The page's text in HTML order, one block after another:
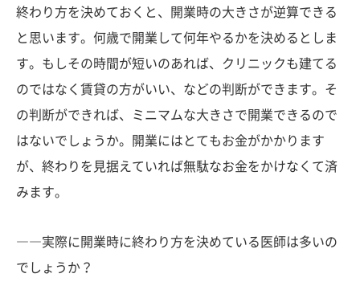
終わり方を決めておくと、開業時の大きさが逆算できる
と思います。何歳で開業して何年やるかを決めるとしま
す。もしその時間が短いのあれば、クリニックも建てる
のではなく賃貸の方がいい、などの判断ができます。そ
の判断ができれば、ミニマムな大きさで開業できるので
はないでしょうか。開業にはとてもお金がかかります
が、終わりを見据えていれば無駄なお金をかけなくて済
みます。
――実際に開業時に終わり方を決めている医師は多いの
でしょうか？